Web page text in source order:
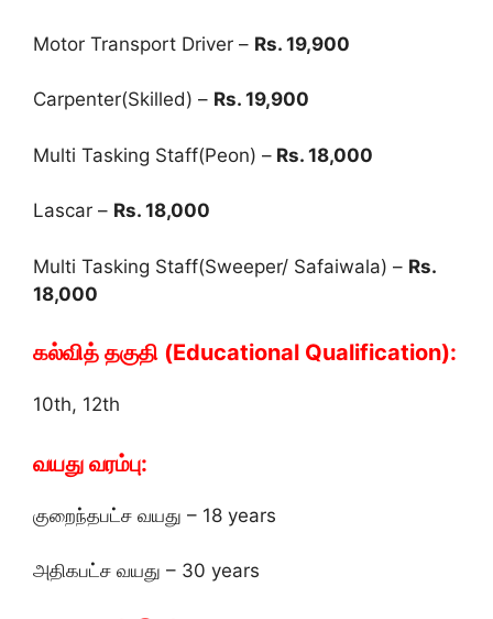
Motor Transport Driver – Rs. 19,900
Carpenter(Skilled) – Rs. 19,900
Multi Tasking Staff(Peon) – Rs. 18,000
Lascar – Rs. 18,000
Multi Tasking Staff(Sweeper/ Safaiwala) – Rs.
18,000
கல்வித் தகுதி (Educational Qualification):
10th, 12th
வயது வரம்பு:
குறைந்தபட்ச வயது – 18 years
அதிகபட்ச வயது – 30 years